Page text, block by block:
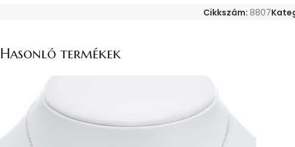
Cikkszám: 8807
Hasonló termékek